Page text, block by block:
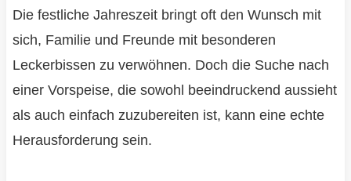
Die festliche Jahreszeit bringt oft den Wunsch mit
sich, Familie und Freunde mit besonderen
Leckerbissen zu verwöhnen. Doch die Suche nach
einer Vorspeise, die sowohl beeindruckend aussieht
als auch einfach zuzubereiten ist, kann eine echte
Herausforderung sein.